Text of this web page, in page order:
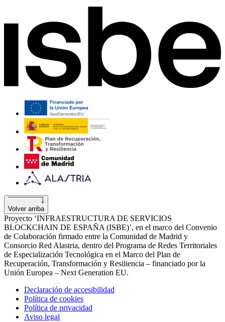
Volver arriba
Proyecto ‘INFRAESTRUCTURA DE SERVICIOS
BLOCKCHAIN DE ESPAÑA (ISBE)’, en el marco del Convenio
de Colaboración firmado entre la Comunidad de Madrid y
Consorcio Red Alastria, dentro del Programa de Redes Territoriales
de Especialización Tecnológica en el Marco del Plan de
Recuperación, Transformación y Resiliencia – financiado por la
Unión Europea – Next Generation EU.
Declaración de accesibilidad
Política de cookies
Política de privacidad
Aviso legal